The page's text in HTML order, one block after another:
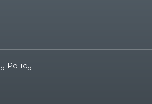
Policy